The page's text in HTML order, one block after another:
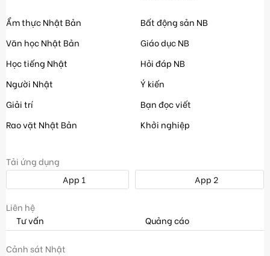
Ẩm thực Nhật Bản
Văn học Nhật Bản
Học tiếng Nhật
Người Nhật
Giải trí
Rao vặt Nhật Bản
Bất động sản NB
Giáo dục NB
Hỏi đáp NB
Ý kiến
Bạn đọc viết
Khởi nghiệp
Tải ứng dụng
App 1
App 2
Liên hệ
Tư vấn
Quảng cáo
Cảnh sát Nhật